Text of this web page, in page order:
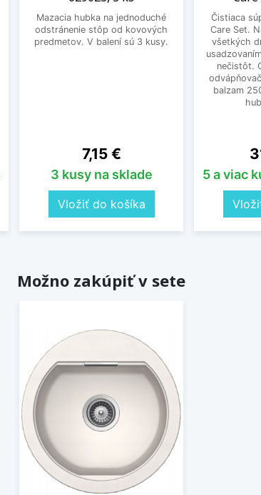
Mazacia hubka na jednoduché
odstránenie stôp od kovových
predmetov. V balení sú 3 kusy.
Cena
7,15 €
3 kusy na sklade
Vložiť do košíka
Čistiaca
Care Set.
všetkých
nečistôt.
balzam
5 a viac
Možno zakúpiť v sete